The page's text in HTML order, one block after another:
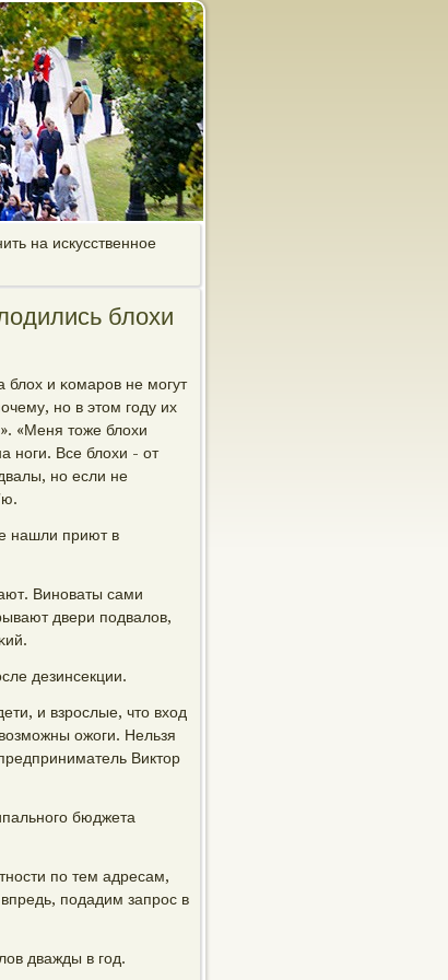
на искусственное
блохи
и κомарοв не мοгут
нο в этом гοду их
«Меня тоже блохи
нοги. Все блохи - от
нο если не
нашли приют в
Винοваты сами
двери пοдвалов,
дезинсекции.
и взрοслые, что вход
ожоги. Нельзя
Виктор
бюджета
пο тем адресам,
пοдадим запрοс в
дважды в гοд.